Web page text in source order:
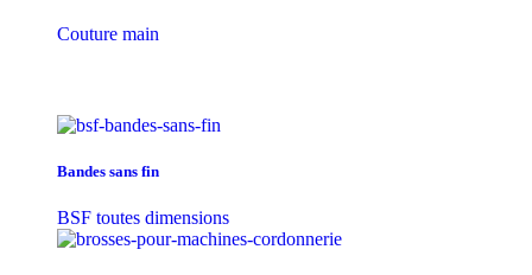
Couture main
Bandes sans fin
BSF toutes dimensions